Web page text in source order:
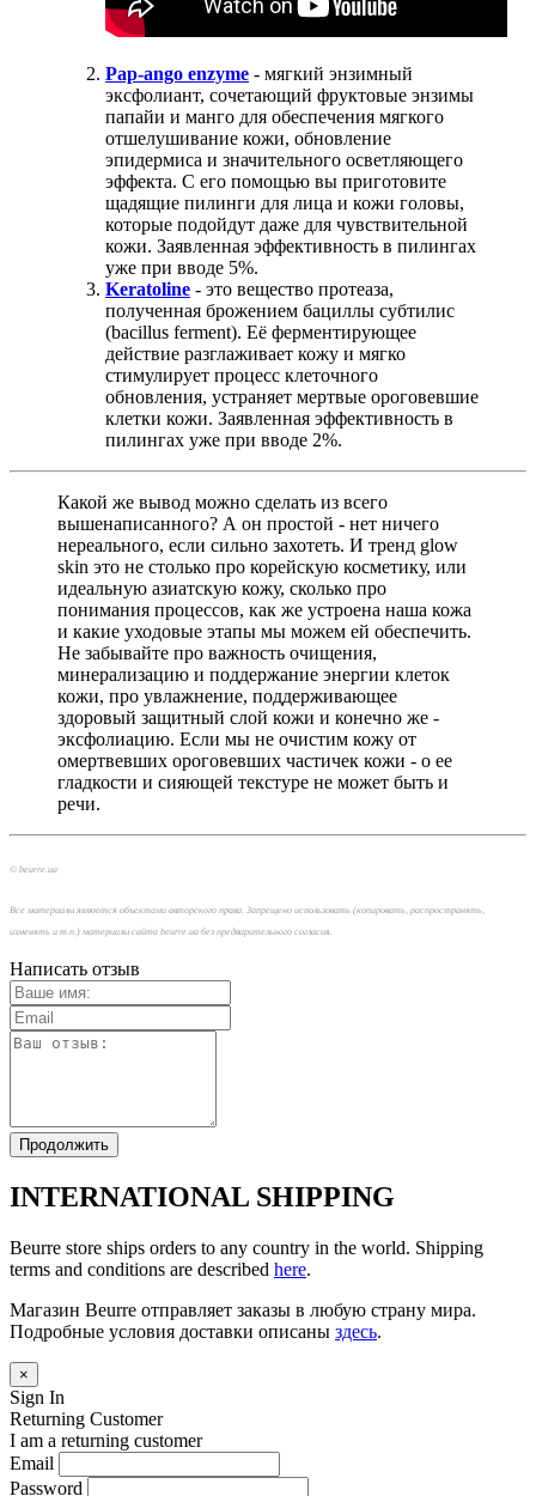
Pap-ango enzyme - мягкий энзимный
эксфолиант, сочетающий фруктовые энзимы
папайи и манго для обеспечения мягкого
отшелушивание кожи, обновление
эпидермиса и значительного осветляющего
эффекта. С его помощью вы приготовите
щадящие пилинги для лица и кожи головы,
которые подойдут даже для чувствительной
кожи. Заявленная эффективность в пилингах
уже при вводе 5%.
Keratoline - это вещество протеаза,
полученная брожением бациллы субтилис
(bacillus ferment). Её ферментирующее
действие разглаживает кожу и мягко
стимулирует процесс клеточного
обновления, устраняет мертвые ороговевшие
клетки кожи. Заявленная эффективность в
пилингах уже при вводе 2%.
Какой же вывод можно сделать из всего
вышенаписанного? А он простой - нет ничего
нереального, если сильно захотеть. И тренд glow
skin это не столько про корейскую косметику, или
идеальную азиатскую кожу, сколько про
понимания процессов, как же устроена наша кожа
и какие уходовые этапы мы можем ей обеспечить.
Не забывайте про важность очищения,
минерализацию и поддержание энергии клеток
кожи, про увлажнение, поддерживающее
здоровый защитный слой кожи и конечно же -
эксфолиацию. Если мы не очистим кожу от
омертвевших ороговевших частичек кожи - о ее
гладкости и сияющей текстуре не может быть и
речи.
© beurre.ua
Все материалы являются объектами авторского права. Запрещено использовать (копировать, распространять,
изменять и т.п.) материалы сайта beurre.ua без предварительного согласия.
Написать отзыв
Продолжить
INTERNATIONAL SHIPPING
Beurre store ships orders to any country in the world. Shipping
terms and conditions are described here.
Магазин Beurre отправляет заказы в любую страну мира.
Подробные условия доставки описаны здесь.
×
Sign In
Returning Customer
I am a returning customer
Email
Password